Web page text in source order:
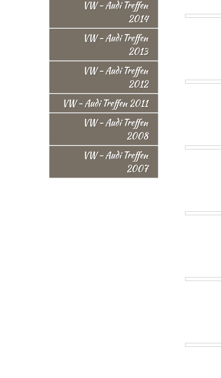
VW - Audi Treffen
2014
VW - Audi Treffen
2013
VW - Audi Treffen
2012
VW - Audi Treffen 2011
VW - Audi Treffen
2008
VW - Audi Treffen
2007